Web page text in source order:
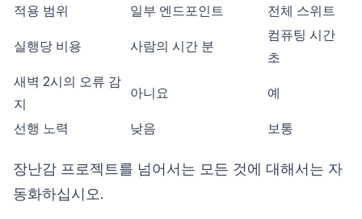
적용 범위
일부 엔드포인트 전체 스위트
실행당 비용 사람의 시간 분
컴퓨팅 시간
초
새벽 2시의 오류 감
지
아니요 예
선행 노력 낮음 보통
장난감 프로젝트를 넘어서는 모든 것에 대해서는 자
동화하십시오.